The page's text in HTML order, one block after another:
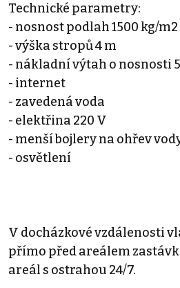
Technické parametry:
- nosnost podlah 1500 kg/m2
- výška stropů 4 m
- nákladní výtah o nosnosti
- internet
- zavedená voda
- elektřina 220 V
- menší bojlery na ohřev
- osvětlení
V docházkové vzdálenosti
přímo před areálem
areál s ostrahou 24/7.